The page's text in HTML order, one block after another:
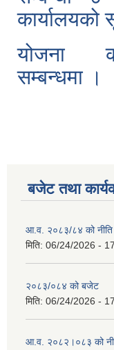
कार्यालयको
योजना
सम्बन्धमा ।
बजेट तथा
आ.व. २०८३/८४ को नीति
मिति: 06/24/2026 -
२०८३/०८४ को बजेट
मिति: 06/24/2026 -
आ.व. २०८२।०८३ को